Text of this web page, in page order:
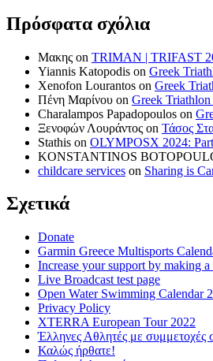
Πρόσφατα σχόλια
Μακης on TRIMAN | TRIFAST
Yiannis Katopodis on Greek
Xenofon Lourantos on Greek
Πένη Μαρίνου on Greek
Charalampos Papadopoulos on
Ξενοφών Λουράντος on Τάσος
Stathis on OLYMPOSX 2024:
KONSTANTINOS
childcare services on Sharing is
Σχετικά
Donate
Garmin Greece Multisports
Increase your support by making a
Live Broadcast test page
Open Water Swimming Calendar
Privacy Policy
XTERRA European Tour 2022
Έλληνες Αθλητές με
Καλώς ήρθατε!